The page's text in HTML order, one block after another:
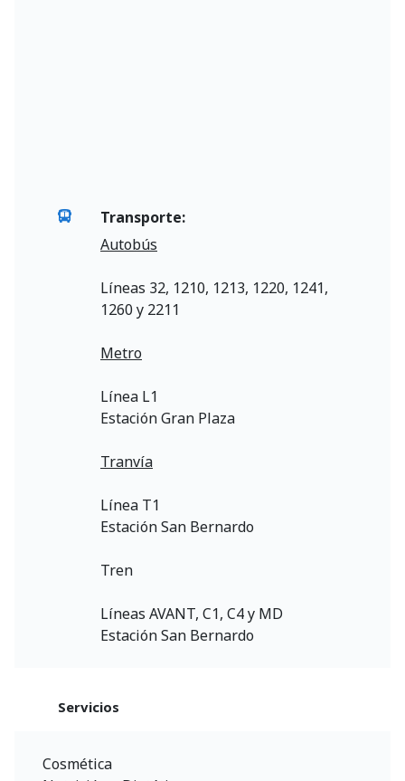
Transporte:
Autobús
Líneas 32, 1210, 1213, 1220, 1241,
1260 y 2211
Metro
Línea L1
Estación Gran Plaza
Tranvía
Línea T1
Estación San Bernardo
Tren
Líneas AVANT, C1, C4 y MD
Estación San Bernardo
Servicios
Cosmética